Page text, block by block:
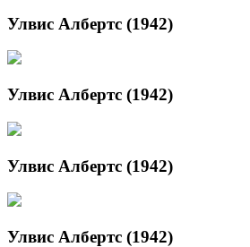
Улвис Албертс (1942)
Улвис Албертс (1942)
Улвис Албертс (1942)
Улвис Албертс (1942)